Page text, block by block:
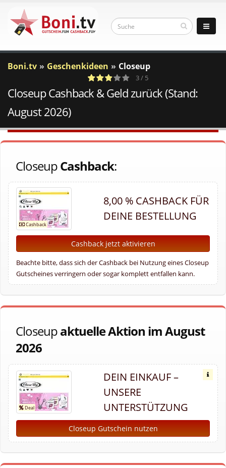
Boni.tv Geschenkideen Closeup
a
c
2
Votes
3 / 5
Closeup Cashback & Geld zurück (Stand:
August 2026)
CloseupCashback:
8,00 % CASHBACK FÜR
DEINE BESTELLUNG
Cashback jetzt aktivieren
Beachte bitte, dass sich der Cashback bei Nutzung eines Closeup
Gutscheines verringern oder sogar komplett entfallen kann.
Closeupaktuelle Aktion im August
2026
DEIN EINKAUF –
UNSERE
UNTERSTÜTZUNG
Closeup Gutschein nutzen